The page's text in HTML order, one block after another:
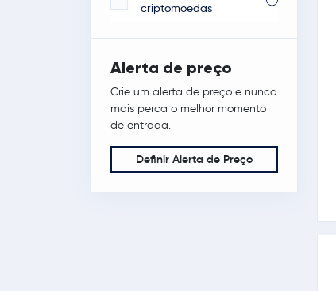
criptomoedas
Alerta de preço
Crie um alerta de preço e nunca
mais perca o melhor momento
de entrada.
Definir Alerta de Preço